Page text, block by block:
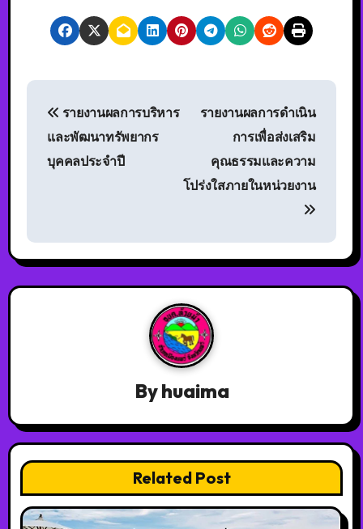
รายงานผลการบริหาร
และพัฒนาทรัพยากร
บุคคลประจำปี
รายงานผลการดำเนิน
การเพื่อส่งเสริม
คุณธรรมและความ
โปร่งใสภายในหน่วยงาน
Byhuaima
Related Post